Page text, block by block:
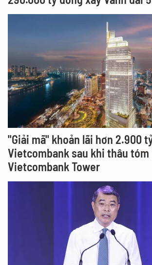
"Giải mã" khoản lãi hơn 2.900
Vietcombank sau khi thâu tóm
Vietcombank Tower